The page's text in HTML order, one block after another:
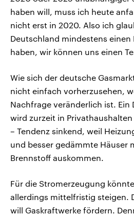
haben will, muss ich heute
nicht erst in 2020. Also ich
Deutschland mindestens einen
haben, wir können uns einen
Wie sich der deutsche
nicht einfach vorherzusehen,
Nachfrage veränderlich ist. Ein
wird zurzeit in
– Tendenz sinkend, weil
und besser gedämmte Häuser
Brennstoff auskommen.
Für die Stromerzeugung
allerdings mittelfristig steigen.
will Gaskraftwerke fördern.